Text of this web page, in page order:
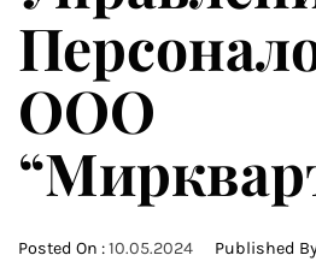
ООО
Posted On :10.05.2024 Published